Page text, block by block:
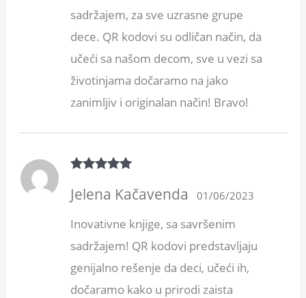
sadržajem, za sve uzrasne grupe
dece. QR kodovi su odličan način, da
učeći sa našom decom, sve u vezi sa
životinjama dočaramo na jako
zanimljiv i originalan način! Bravo!
of 5
Jelena Kačavenda 01/06/2023
Inovativne knjige, sa savršenim
sadržajem! QR kodovi predstavljaju
genijalno rešenje da deci, učeći ih,
dočaramo kako u prirodi zaista